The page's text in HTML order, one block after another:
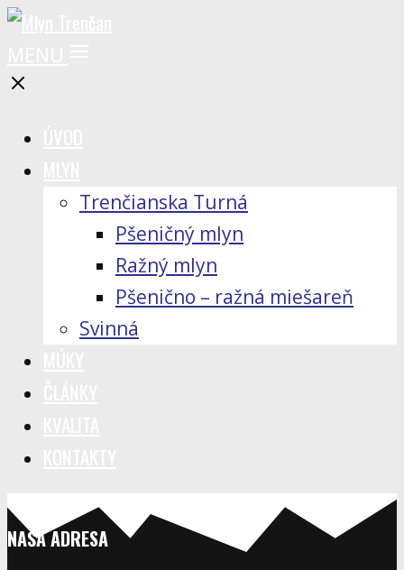
Trenčianska Turná
Pšeničný mlyn
Ražný mlyn
Pšenično – ražná miešareň
Svinná
NAŠA ADRESA